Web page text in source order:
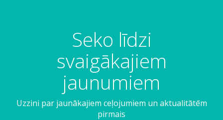
Seko līdzi
svaigākajiem
jaunumiem
Uzzini par jaunākajiem ceļojumiem un aktualitātēm
pirmais